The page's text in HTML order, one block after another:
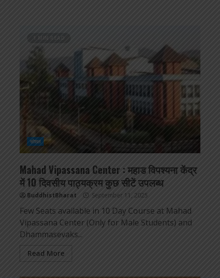
1 MIN READ
सोशल
Mahad Vipassana Center : महाड विपश्यना केंद्र
में 10 दिवसीय पाठ्यक्रम कुछ सीटें उपलब्ध
BuddhistBharat September 11, 2025
Few Seats available in 10 Day Course at Mahad
Vipassana Center (Only for Male Students) and
Dhammasevaks...
Read More